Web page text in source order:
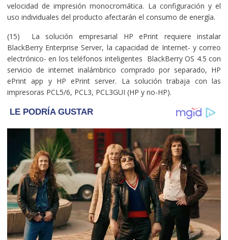
velocidad de impresión monocromática. La configuración y el
uso individuales del producto afectarán el consumo de energía.
(15) La solución empresarial HP ePrint requiere instalar
BlackBerry Enterprise Server, la capacidad de Internet- y correo
electrónico- en los teléfonos inteligentes BlackBerry OS 4.5 con
servicio de internet inalámbrico comprado por separado, HP
ePrint app y HP ePrint server. La solución trabaja con las
impresoras PCL5/6, PCL3, PCL3GUI (HP y no-HP).